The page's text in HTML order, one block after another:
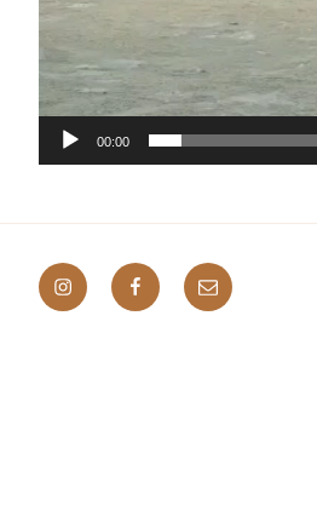
00:00
InstagramFacebook
E-
Mail